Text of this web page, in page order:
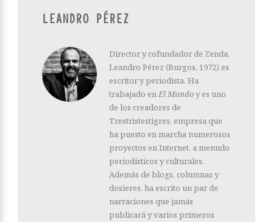
LEANDRO PÉREZ
Director y cofundador de Zenda.
Leandro Pérez (Burgos, 1972) es
escritor y periodista. Ha
trabajado enEl Mundoy es uno
de los creadores de
Trestristestigres, empresa que
ha puesto en marcha numerosos
proyectos en Internet, a menudo
periodísticos y culturales.
Además de blogs, columnas y
dosieres, ha escrito un par de
narraciones que jamás
publicará y varios primeros